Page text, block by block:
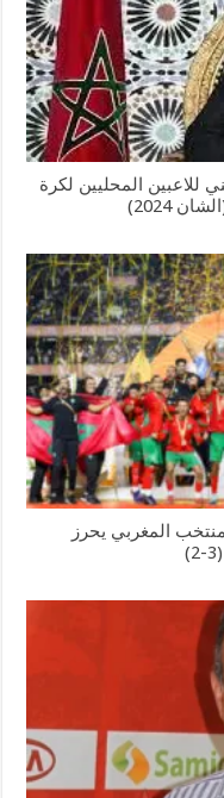
للاعبين المحليين لكرة
2024)
المغربي يحرز